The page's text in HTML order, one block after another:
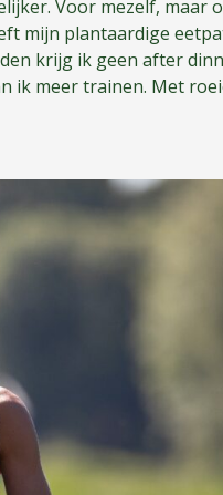
Voor mezelf, maar
mijn plantaardige
krijg ik geen after
ik meer trainen. Met